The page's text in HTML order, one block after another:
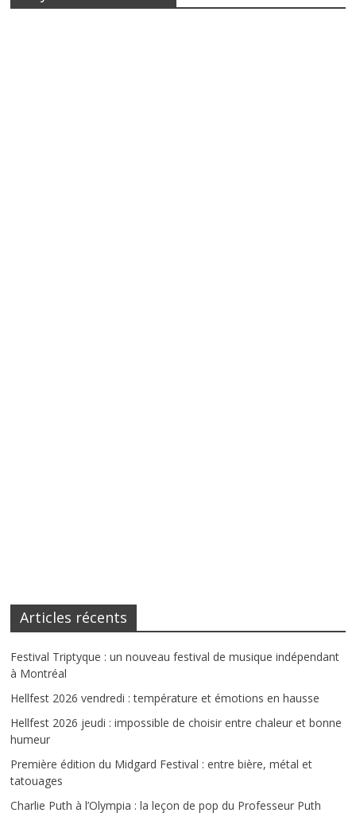
Articles récents
Festival Triptyque : un nouveau festival de musique indépendant
à Montréal
Hellfest 2026 vendredi : température et émotions en hausse
Hellfest 2026 jeudi : impossible de choisir entre chaleur et bonne
humeur
Première édition du Midgard Festival : entre bière, métal et
tatouages
Charlie Puth à l’Olympia : la leçon de pop du Professeur Puth